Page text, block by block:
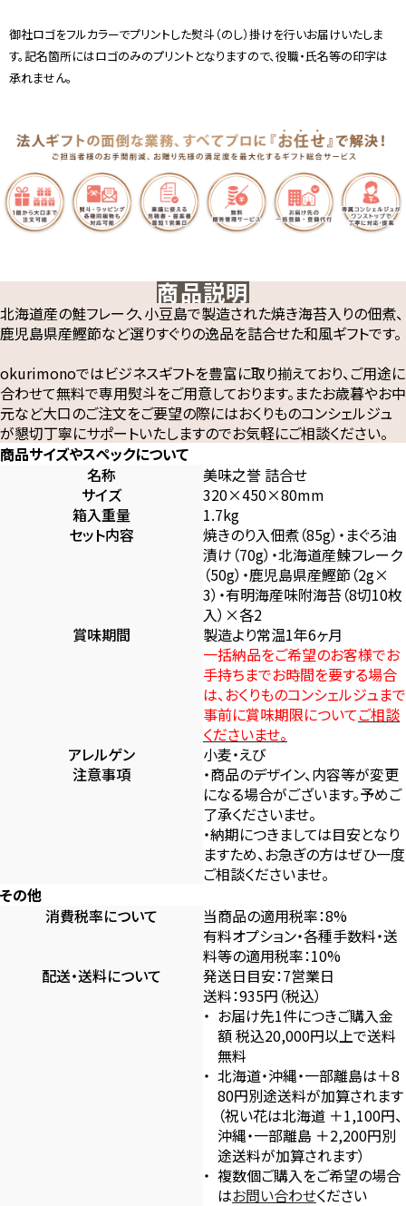
御社ロゴをフルカラーでプリントした熨斗（のし）掛けを行いお届けいたしま
す。記名箇所にはロゴのみのプリントとなりますので、役職・氏名等の印字は
承れません。
商品説明
北海道産の鮭フレーク、小豆島で製造された焼き海苔入りの佃煮、
鹿児島県産鰹節など選りすぐりの逸品を詰合せた和風ギフトです。
okurimonoではビジネスギフトを豊富に取り揃えており、ご用途に
合わせて無料で専用熨斗をご用意しております。またお歳暮やお中
元など大口のご注文をご要望の際にはおくりものコンシェルジュ
が懇切丁寧にサポートいたしますのでお気軽にご相談ください。
商品サイズやスペックについて
名称
美味之誉 詰合せ
サイズ
320×450×80mm
箱入重量
1.7kg
セット内容
焼きのり入佃煮（85g）・まぐろ油
漬け（70g）・北海道産鰊フレーク
（50g）・鹿児島県産鰹節（2g×
3）・有明海産味附海苔（8切10枚
入）×各2
賞味期間
製造より常温1年6ヶ月
一括納品をご希望のお客様でお
手持ちまでお時間を要する場合
は、おくりものコンシェルジュまで
事前に賞味期限についてご相談
くださいませ。
アレルゲン
小麦・えび
注意事項
・商品のデザイン、内容等が変更
になる場合がございます。予めご
了承くださいませ。
・納期につきましては目安となり
ますため、お急ぎの方はぜひ一度
ご相談くださいませ。
その他
消費税率について
当商品の適用税率：8%
有料オプション・各種手数料・送
料等の適用税率：10%
配送・送料について
発送日目安：7営業日
送料：935円（税込）
お届け先1件につきご購入金
額 税込20,000円以上で送料
無料
北海道・沖縄・一部離島は＋8
80円別途送料が加算されます
（祝い花は北海道 ＋1,100円、
沖縄・一部離島 ＋2,200円別
途送料が加算されます）
複数個ご購入をご希望の場合
はお問い合わせください